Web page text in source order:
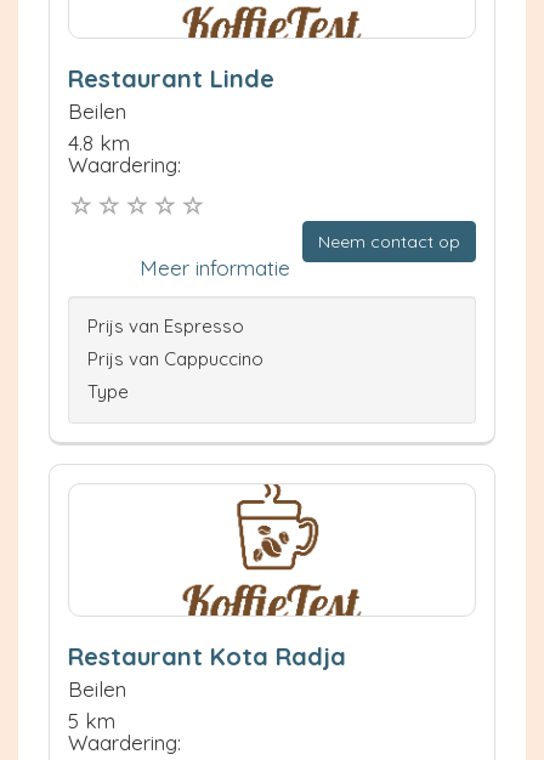
Restaurant Linde
Beilen
4.8 km
Waardering:
Neem contact op
Meer informatie
Prijs van Espresso
Prijs van Cappuccino
Type
Restaurant Kota Radja
Beilen
5 km
Waardering: